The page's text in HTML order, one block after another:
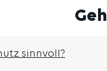
sinnvoll?